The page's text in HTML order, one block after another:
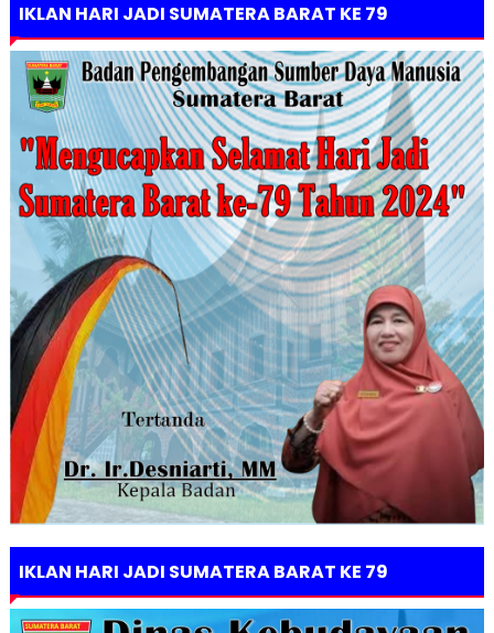
IKLAN HARI JADI SUMATERA BARAT KE 79
IKLAN HARI JADI SUMATERA BARAT KE 79